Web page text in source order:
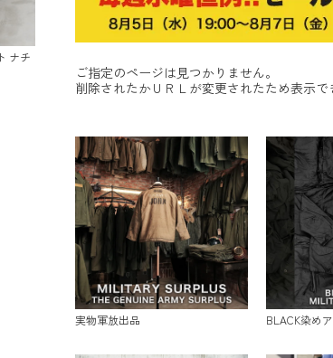
ご指定のページは見つかりません。
削除されたかＵＲＬが変更されたため表示で
実物軍放出品 BLACK染め
ナチ